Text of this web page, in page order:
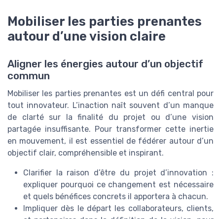
Mobiliser les parties prenantes
autour d’une vision claire
Aligner les énergies autour d’un objectif
commun
Mobiliser les parties prenantes est un défi central pour
tout innovateur. L’inaction naît souvent d’un manque
de clarté sur la finalité du projet ou d’une vision
partagée insuffisante. Pour transformer cette inertie
en mouvement, il est essentiel de fédérer autour d’un
objectif clair, compréhensible et inspirant.
Clarifier la raison d’être du projet d’innovation :
expliquer pourquoi ce changement est nécessaire
et quels bénéfices concrets il apportera à chacun.
Impliquer dès le départ les collaborateurs, clients,